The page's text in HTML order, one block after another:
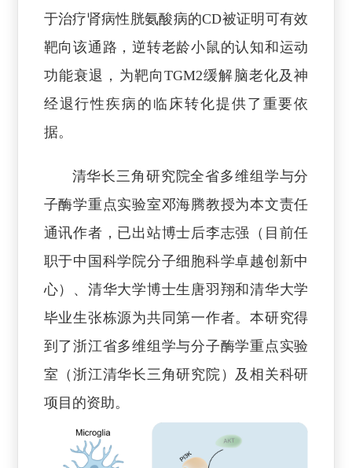
于治疗肾病性胱氨酸病的CD被证明可有效
靶向该通路，逆转老龄小鼠的认知和运动
功能衰退，为靶向TGM2缓解脑老化及神
经退行性疾病的临床转化提供了重要依
据。
清华长三角研究院全省多维组学与分
子酶学重点实验室邓海腾教授为本文责任
通讯作者，已出站博士后李志强（目前任
职于中国科学院分子细胞科学卓越创新中
心）、清华大学博士生唐羽翔和清华大学
毕业生张栋源为共同第一作者。本研究得
到了浙江省多维组学与分子酶学重点实验
室（浙江清华长三角研究院）及相关科研
项目的资助。